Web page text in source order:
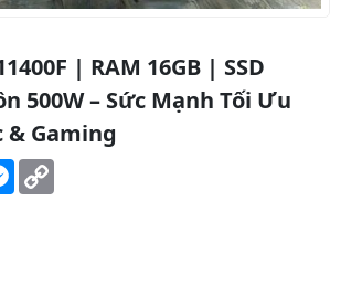
| RAM 16GB | SSD
500W – Sức Mạnh Tối Ưu
& Gaming
Messenger